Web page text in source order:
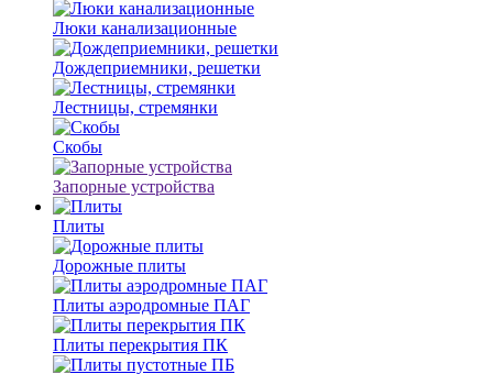
Люки канализационные
Дождеприемники, решетки
Лестницы, стремянки
Скобы
Запорные устройства
Плиты
Дорожные плиты
Плиты аэродромные ПАГ
Плиты перекрытия ПК